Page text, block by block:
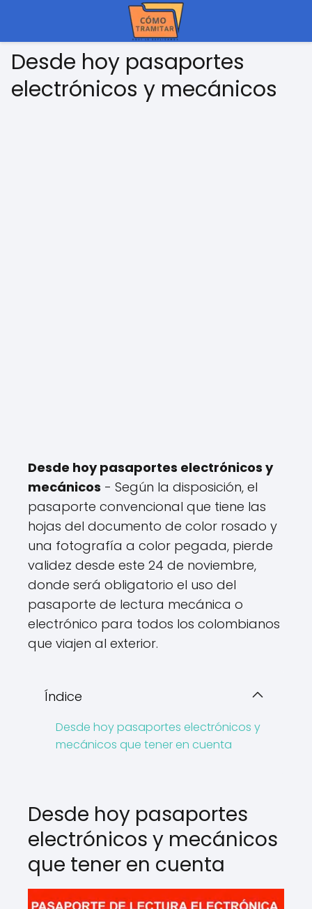
Desde hoy pasaportes
electrónicos y mecánicos
Desde hoy pasaportes electrónicos y
mecánicos - Según la disposición, el
pasaporte convencional que tiene las
hojas del documento de color rosado y
una fotografía a color pegada, pierde
validez desde este 24 de noviembre,
donde será obligatorio el uso del
pasaporte de lectura mecánica o
electrónico para todos los colombianos
que viajen al exterior.
Índice
Desde hoy pasaportes electrónicos y
mecánicos que tener en cuenta
Desde hoy pasaportes
electrónicos y mecánicos
que tener en cuenta